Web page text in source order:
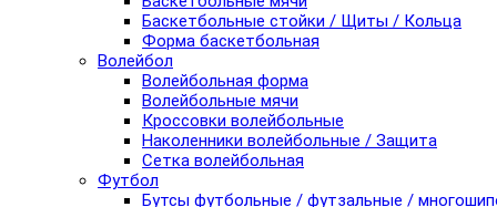
Баскетбольные стойки / Щиты / Кольца
Форма баскетбольная
Волейбол
Волейбольная форма
Волейбольные мячи
Кроссовки волейбольные
Наколенники волейбольные / Защита
Сетка волейбольная
Футбол
Бутсы футбольные / футзальные /